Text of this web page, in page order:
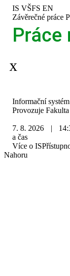
Přeskočit
horní
lištu
Přeskočit
hlavičku
Přeskočit
obsah
Přeskočit
patičku
IS VŠFS EN
>
Závěrečné práce >
Práce
IS
VŠFS
Informační
Provozuje
7. 8. 2026 |
a čas
Více o IS
Nahoru